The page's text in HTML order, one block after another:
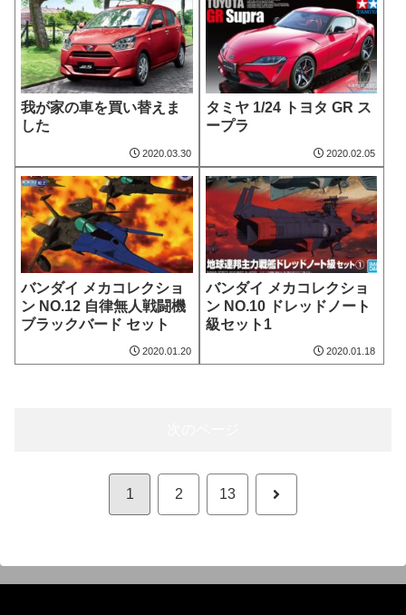
我が家の車を買い替えま
した
2020.03.30
タミヤ 1/24 トヨタ GR ス
ープラ
2020.02.05
バンダイ メカコレクショ
ン NO.12 自律無人戦闘機
ブラックバード セット
2020.01.20
バンダイ メカコレクショ
ン NO.10 ドレッドノート
級セット1
2020.01.18
1 2 13 次